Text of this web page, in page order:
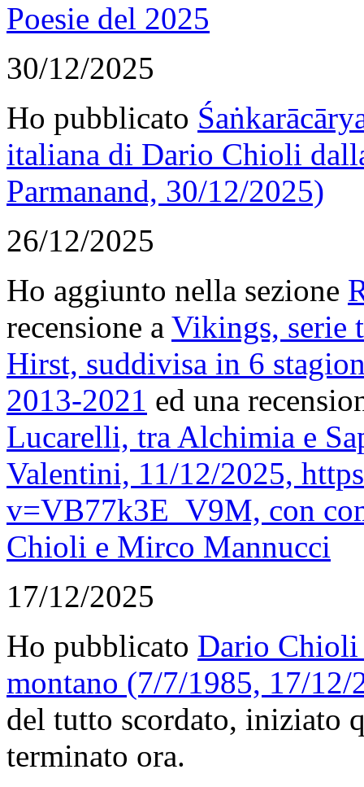
Poesie del 2025
30/12/2025
Ho pubblicato
italiana di Dario Chioli
Parmanand, 30/12/2025)
26/12/2025
Ho aggiunto nella sezione
recensione a Vikings, serie
Hirst, suddivisa in 6
2013-2021 ed una
Lucarelli, tra Alchimia e
Valentini, 11/12/2025,
v=VB77k3E_V9M, con
Chioli e Mirco Mannucci
17/12/2025
Ho pubblicato Dario Chioli
montano (7/7/1985, 17/12/
del tutto scordato, iniziato
terminato ora.